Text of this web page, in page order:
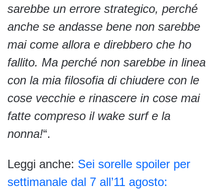
sarebbe un errore strategico, perché
anche se andasse bene non sarebbe
mai come allora e direbbero che ho
fallito. Ma perché non sarebbe in linea
con la mia filosofia di chiudere con le
cose vecchie e rinascere in cose mai
fatte compreso il wake surf e la
nonna!“.
Leggi anche: Sei sorelle spoiler per
settimanale dal 7 all’11 agosto: